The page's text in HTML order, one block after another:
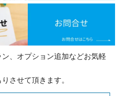
、オプション追加などお気軽
させて頂きます。